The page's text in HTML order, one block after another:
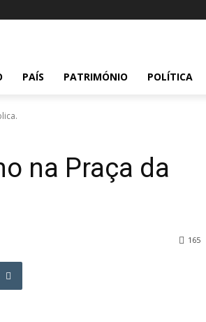
PAÍS PATRIMÓNIO POLÍTICA
na Praça da
165